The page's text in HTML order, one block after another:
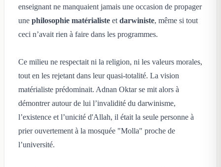
enseignant ne manquaient jamais une occasion de propager
une philosophie matérialiste et darwiniste, même si tout
ceci n’avait rien à faire dans les programmes.
Ce milieu ne respectait ni la religion, ni les valeurs morales,
tout en les rejetant dans leur quasi-totalité. La vision
matérialiste prédominait. Adnan Oktar se mit alors à
démontrer autour de lui l’invalidité du darwinisme,
l’existence et l’unicité d'Allah, il était la seule personne à
prier ouvertement à la mosquée "Molla" proche de
l’université.